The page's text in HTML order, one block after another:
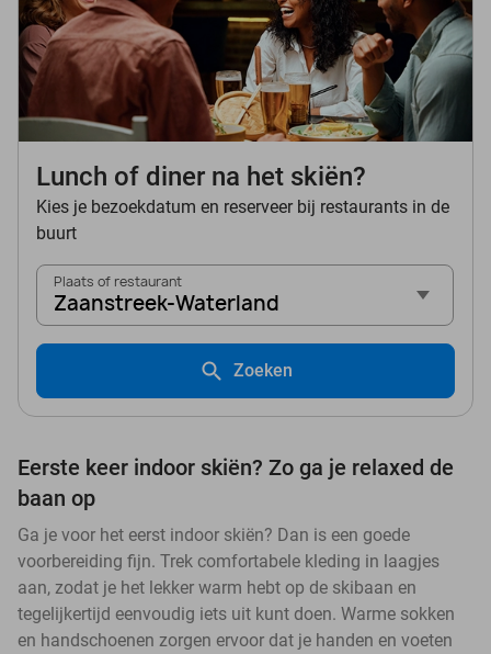
Lunch of diner na het skiën?
Kies je bezoekdatum en reserveer bij restaurants in de
buurt
Plaats of restaurant
Zaanstreek-Waterland
Zoeken
Eerste keer indoor skiën? Zo ga je relaxed de
baan op
Ga je voor het eerst indoor skiën? Dan is een goede
voorbereiding fijn. Trek comfortabele kleding in laagjes
aan, zodat je het lekker warm hebt op de skibaan en
tegelijkertijd eenvoudig iets uit kunt doen. Warme sokken
en handschoenen zorgen ervoor dat je handen en voeten